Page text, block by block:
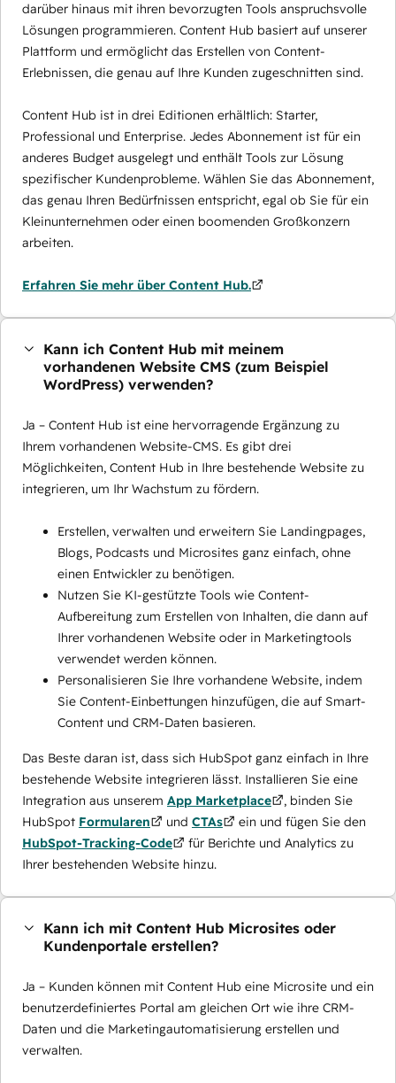
darüber hinaus mit ihren bevorzugten Tools anspruchsvolle
Lösungen programmieren. Content Hub basiert auf unserer
Plattform und ermöglicht das Erstellen von Content-
Erlebnissen, die genau auf Ihre Kunden zugeschnitten sind.
Content Hub ist in drei Editionen erhältlich: Starter,
Professional und Enterprise. Jedes Abonnement ist für ein
anderes Budget ausgelegt und enthält Tools zur Lösung
spezifischer Kundenprobleme. Wählen Sie das Abonnement,
das genau Ihren Bedürfnissen entspricht, egal ob Sie für ein
Kleinunternehmen oder einen boomenden Großkonzern
arbeiten.
Erfahren Sie mehr über Content Hub.
Kann ich Content Hub mit meinem
vorhandenen Website CMS (zum Beispiel
WordPress) verwenden?
Ja – Content Hub ist eine hervorragende Ergänzung zu
Ihrem vorhandenen Website-CMS. Es gibt drei
Möglichkeiten, Content Hub in Ihre bestehende Website zu
integrieren, um Ihr Wachstum zu fördern.
Erstellen, verwalten und erweitern Sie Landingpages,
Blogs, Podcasts und Microsites ganz einfach, ohne
einen Entwickler zu benötigen.
Nutzen Sie KI-gestützte Tools wie Content-
Aufbereitung zum Erstellen von Inhalten, die dann auf
Ihrer vorhandenen Website oder in Marketingtools
verwendet werden können.
Personalisieren Sie Ihre vorhandene Website, indem
Sie Content-Einbettungen hinzufügen, die auf Smart-
Content und CRM-Daten basieren.
Das Beste daran ist, dass sich HubSpot ganz einfach in Ihre
bestehende Website integrieren lässt. Installieren Sie eine
Integration aus unserem App Marketplace
, binden Sie
HubSpot Formularen und CTAs
ein und fügen Sie den
HubSpot-Tracking-Code
für Berichte und Analytics zu
Ihrer bestehenden Website hinzu.
Kann ich mit Content Hub Microsites oder
Kundenportale erstellen?
Ja – Kunden können mit Content Hub eine Microsite und ein
benutzerdefiniertes Portal am gleichen Ort wie ihre CRM-
Daten und die Marketingautomatisierung erstellen und
verwalten.